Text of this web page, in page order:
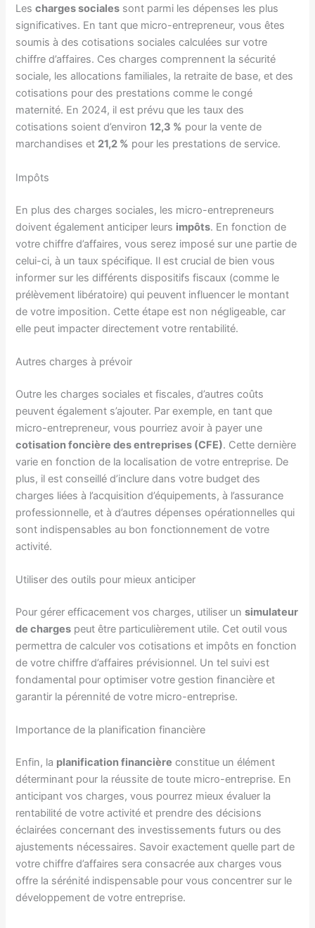
Lescharges sociales sont parmi les dépenses les plus
significatives. En tant que micro-entrepreneur, vous êtes
soumis à des cotisations sociales calculées sur votre
chiffre d’affaires. Ces charges comprennent la sécurité
sociale, les allocations familiales, la retraite de base, et des
cotisations pour des prestations comme le congé
maternité. En 2024, il est prévu que les taux des
cotisations soient d’environ12,3 % pour la vente de
marchandises et 21,2 % pour les prestations de service.
Impôts
En plus des charges sociales, les micro-entrepreneurs
doivent également anticiper leurs impôts. En fonction de
votre chiffre d’affaires, vous serez imposé sur une partie de
celui-ci, à un taux spécifique. Il est crucial de bien vous
informer sur les différents dispositifs fiscaux (comme le
prélèvement libératoire) qui peuvent influencer le montant
de votre imposition. Cette étape est non négligeable, car
elle peut impacter directement votre rentabilité.
Autres charges à prévoir
Outre les charges sociales et fiscales, d’autres coûts
peuvent également s’ajouter. Par exemple, en tant que
micro-entrepreneur, vous pourriez avoir à payer une
cotisation foncière des entreprises (CFE). Cette dernière
varie en fonction de la localisation de votre entreprise. De
plus, il est conseillé d’inclure dans votre budget des
charges liées à l’acquisition d’équipements, à l’assurance
professionnelle, et à d’autres dépenses opérationnelles qui
sont indispensables au bon fonctionnement de votre
activité.
Utiliser des outils pour mieux anticiper
Pour gérer efficacement vos charges, utiliser unsimulateur
de charges peut être particulièrement utile. Cet outil vous
permettra de calculer vos cotisations et impôts en fonction
de votre chiffre d’affaires prévisionnel. Un tel suivi est
fondamental pour optimiser votre gestion financière et
garantir la pérennité de votre micro-entreprise.
Importance de la planification financière
Enfin, la planification financière constitue un élément
déterminant pour la réussite de toute micro-entreprise. En
anticipant vos charges, vous pourrez mieux évaluer la
rentabilité de votre activité et prendre des décisions
éclairées concernant des investissements futurs ou des
ajustements nécessaires. Savoir exactement quelle part de
votre chiffre d’affaires sera consacrée aux charges vous
offre la sérénité indispensable pour vous concentrer sur le
développement de votre entreprise.